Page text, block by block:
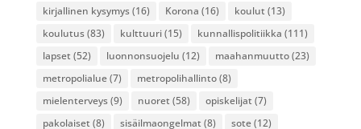
kirjallinen kysymys(16) Korona (16) koulut (13)
koulutus(83) kulttuuri(15) kunnallispolitiikka (111)
lapset (52) luonnonsuojelu (12) maahanmuutto(23)
metropolialue(7) metropolihallinto(8)
mielenterveys(9) nuoret (58) opiskelijat (7)
pakolaiset (8) sisäilmaongelmat (8) sote(12)